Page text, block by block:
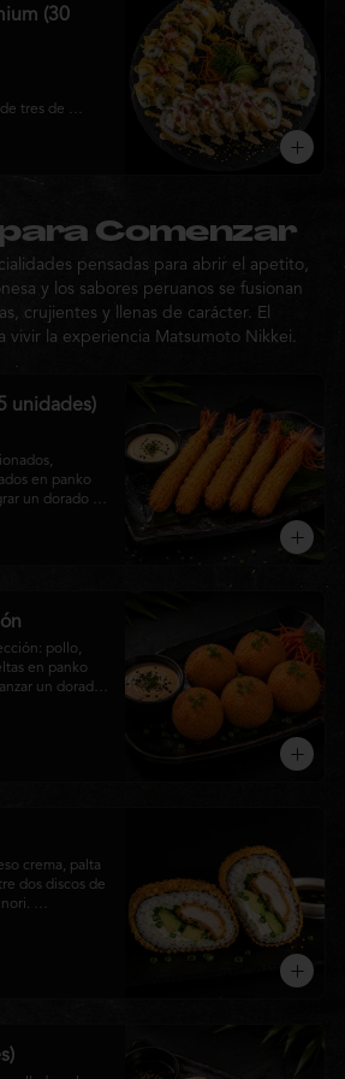
entre 3 y 4
(30
tres de
frescos y
descubrir la
en cada
Comenzar
pensadas para abrir el apetito,
y los sabores peruanos se fusionan
crujientes y llenas de carácter. El
vivir la experiencia Matsumoto Nikkei.
unidades)
en panko
un dorado
de nuestra
pollo,
en panko
un dorado
crema, palta
dos discos de
sabor nikkei en